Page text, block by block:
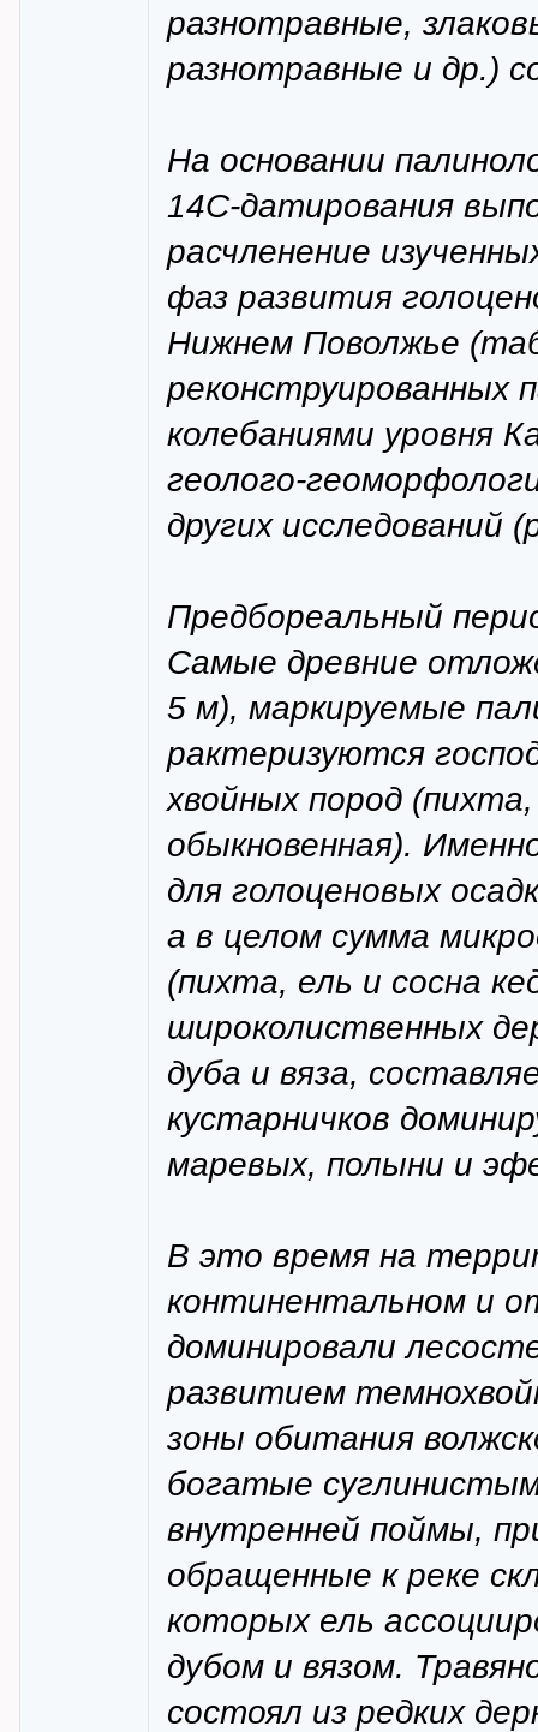
разнотравные,
разнотравные и др.)
На основании
14С-датирования
расчленение
фаз развития
Нижнем Поволжье
реконструированных
колебаниями уровня
геолого-
других исследований
Предбореальный
Самые древние
5 м), маркируемые
рактеризуются
хвойных пород
обыкновенная).
для голоценовых
а в целом сумма
(пихта, ель и сосна
широколиственных
дуба и вяза,
кустарничков
маревых, полыни и
В это время на
континентальном и
доминировали
развитием
зоны обитания
богатые
внутренней поймы,
обращенные к реке
которых ель
дубом и вязом.
состоял из редких